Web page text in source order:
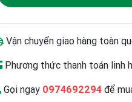
Vận chuyển giao hàng toàn
Phương thức thanh toán linh
Gọi ngay 0974692294để